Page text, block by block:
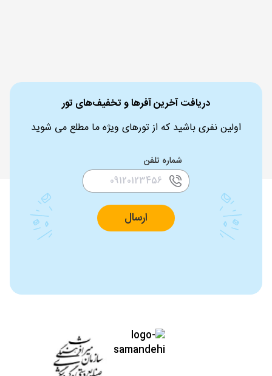
دریافت آخرین آفرها و تخفیف‌های تور
اولین نفری باشید که از تورهای ویژه ما مطلع می شوید
شماره تلفن
ارسال